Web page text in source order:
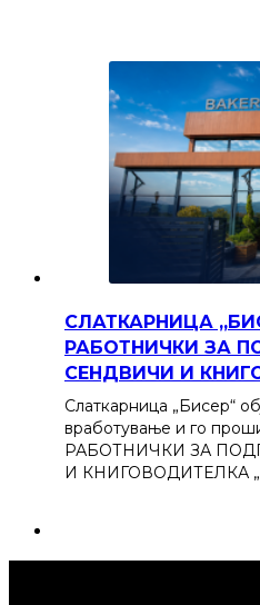
СЛАТКАРНИЦА
РАБОТНИЧКИ ЗА
СЕНДВИЧИ И
Слаткарница „Бисер“
вработување и го
РАБОТНИЧКИ ЗА
И КНИГОВОДИТЕЛКА